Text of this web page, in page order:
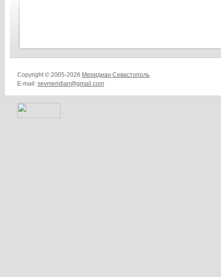
Copyright © 2005-2026 Меридиан Севастополь
E-mail: sevmeridian@gmail.com